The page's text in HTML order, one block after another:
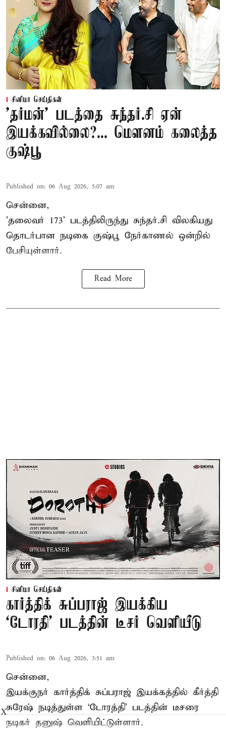
சினிமா செய்திகள்
'தர்மன்' படத்தை சுந்தர்.சி ஏன்
இயக்கவில்லை?... மௌனம் கலைத்த
குஷ்பூ
Published on: 06 Aug 2026, 5:07 am
சென்னை,
'தலைவர் 173' படத்திலிருந்து சுந்தர்.சி விலகியது
தொடர்பான நடிகை குஷ்பூ நேர்காணல் ஒன்றில்
பேசியுள்ளார்.
Read More
சினிமா செய்திகள்
கார்த்திக் சுப்பராஜ் இயக்கிய
`டோரதி' படத்தின் டீசர் வெளியீடு
Published on: 06 Aug 2026, 3:51 am
சென்னை,
இயக்குநர் கார்த்திக் சுப்பராஜ் இயக்கத்தில் கீர்த்தி
சுரேஷ் நடித்துள்ள `டோரத்தி' படத்தின் டீசரை
நடிகர் தனுஷ் வெளியிட்டுள்ளார்.
X